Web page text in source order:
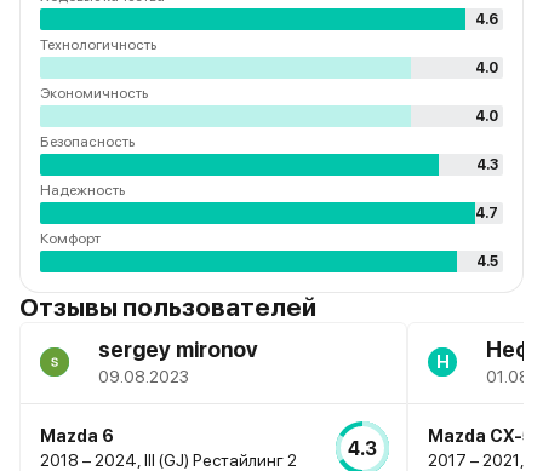
4.6
Технологичность
4.0
Экономичность
4.0
Безопасность
4.3
Надежность
4.7
Комфорт
4.5
Отзывы пользователей
sergey mironov
09.08.2023
Mazda 6
2018 – 2024, III (GJ) Рестайлинг 2
4.3
Н
Mazda CX-5
2017 – 2021, II